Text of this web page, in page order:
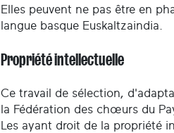
Elles peuvent ne pas être en
langue basque Euskaltzaindia.
Propriété intellectuelle
Ce travail de sélection,
la Fédération des chœurs du
Les ayant droit de la propriété